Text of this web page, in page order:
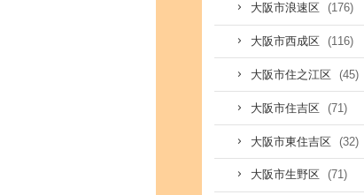
大阪市浪速区 (176)
大阪市西成区 (116)
大阪市住之江区 (45)
大阪市住吉区 (71)
大阪市東住吉区 (32)
大阪市生野区 (71)